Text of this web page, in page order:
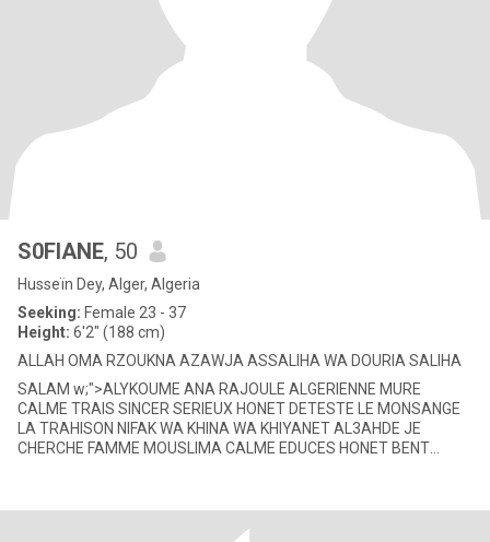
S0FIANE, 50
Husseïn Dey, Alger, Algeria
Seeking: Female 23 - 37
Height: 6'2" (188 cm)
ALLAH OMA RZOUKNA AZAWJA ASSALIHA WA DOURIA SALIHA
SALAM w;">ALYKOUME ANA RAJOULE ALGERIENNE MURE
CALME TRAIS SINCER SERIEUX HONET DETESTE LE MONSANGE
LA TRAHISON NIFAK WA KHINA WA KHIYANET AL3AHDE JE
CHERCHE FAMME MOUSLIMA CALME EDUCES HONET BENT